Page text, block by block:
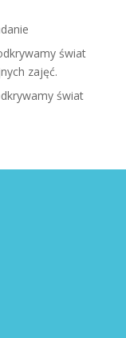
świat
zajęć.
świat